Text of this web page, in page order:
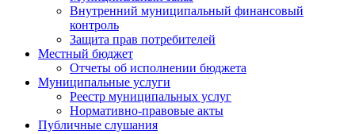
Внутренний муниципальный финансовый
контроль
Защита прав потребителей
Местный бюджет
Отчеты об исполнении бюджета
Муниципальные услуги
Реестр муниципальных услуг
Нормативно-правовые акты
Публичные слушания